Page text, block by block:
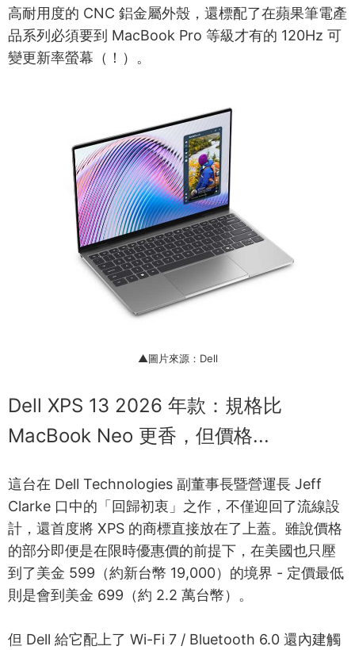
高耐用度的 CNC 鋁金屬外殼，還標配了在蘋果筆電產
品系列必須要到 MacBook Pro 等級才有的 120Hz 可
變更新率螢幕（！）。
▲圖片來源：Dell
Dell XPS 13 2026 年款：規格比
MacBook Neo 更香，但價格...
這台在 Dell Technologies 副董事長暨營運長 Jeff
Clarke 口中的「回歸初衷」之作，不僅迎回了流線設
計，還首度將 XPS 的商標直接放在了上蓋。雖說價格
的部分即便是在限時優惠價的前提下，在美國也只壓
到了美金 599（約新台幣 19,000）的境界 - 定價最低
則是會到美金 699（約 2.2 萬台幣）。
但 Dell 給它配上了 Wi-Fi 7 / Bluetooth 6.0 還內建觸